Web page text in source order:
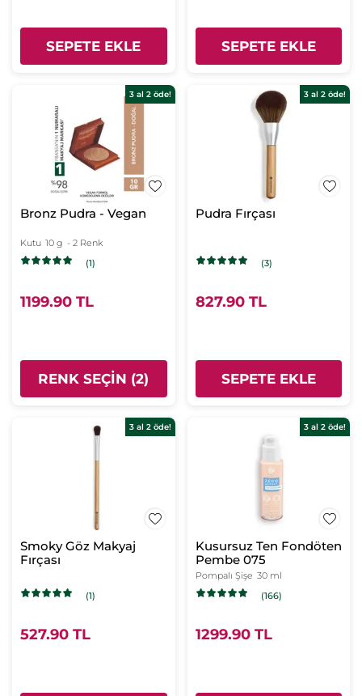
SEPETE EKLE SEPETE EKLE
3 al 2 öde!
Bronz Pudra - Vegan
Kutu 10 g - 2 Renk
(1)
1199.90 TL
RENK SEÇIN (2)
3 al 2 öde!
Pudra Fırçası
(3)
827.90 TL
SEPETE EKLE
3 al 2 öde!
Smoky Göz Makyaj
Fırçası
(1)
527.90 TL
3 al 2 öde!
Kusursuz Ten Fondöten
Pembe 075
Pompalı Şişe 30 ml
(166)
1299.90 TL